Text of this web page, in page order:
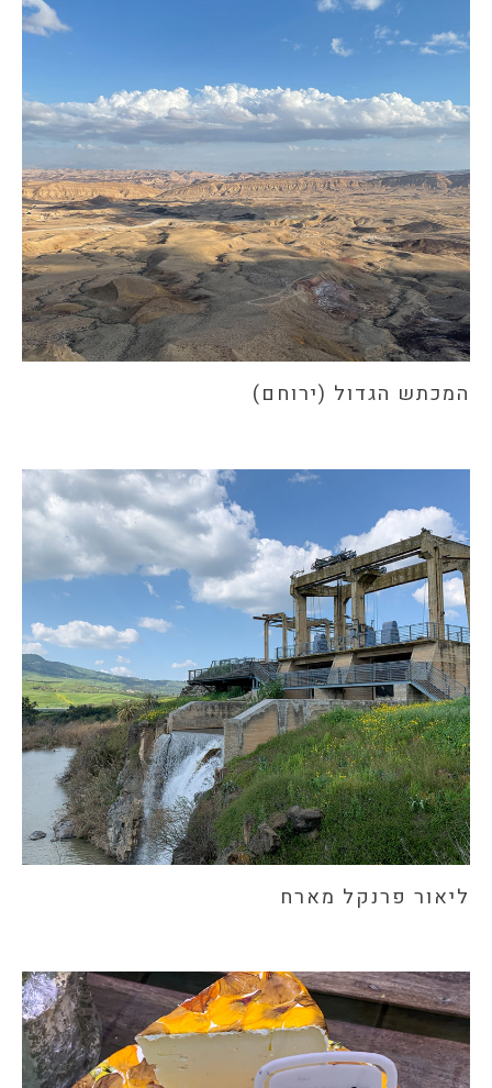
המכתש הגדול (ירוחם)
ליאור פרנקל מארח